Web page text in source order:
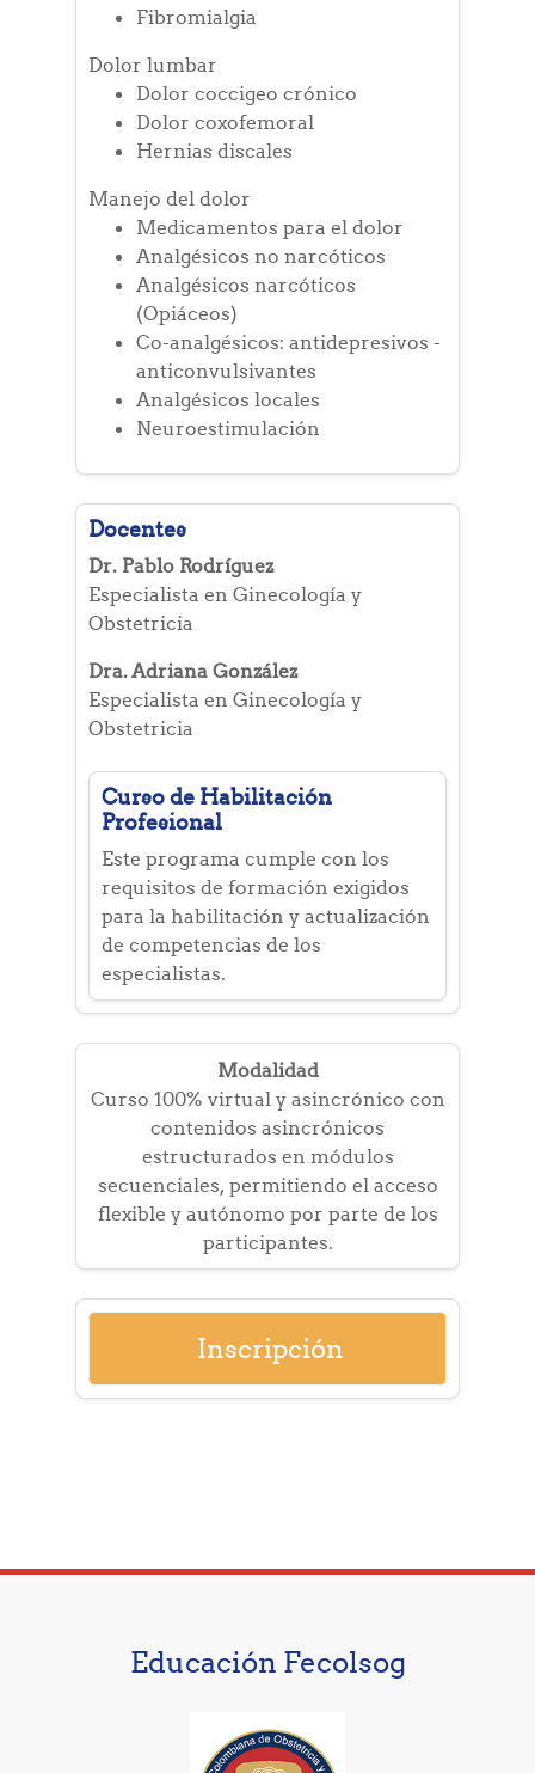
Fibromialgia
Dolor lumbar
Dolor coccigeo crónico
Dolor coxofemoral
Hernias discales
Manejo del dolor
Medicamentos para el dolor
Analgésicos no narcóticos
Analgésicos narcóticos
(Opiáceos)
Co-analgésicos: antidepresivos -
anticonvulsivantes
Analgésicos locales
Neuroestimulación
Docentes
Dr. Pablo Rodríguez
Especialista en Ginecología y
Obstetricia
Dra. Adriana González
Especialista en Ginecología y
Obstetricia
Curso de Habilitación
Profesional
Este programa cumple con los
requisitos de formación exigidos
para la habilitación y actualización
de competencias de los
especialistas.
Modalidad
Curso 100% virtual y asincrónico con
contenidos asincrónicos
estructurados en módulos
secuenciales, permitiendo el acceso
flexible y autónomo por parte de los
participantes.
Inscripción
Educación Fecolsog